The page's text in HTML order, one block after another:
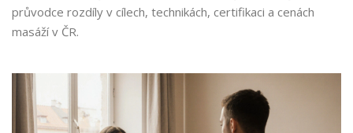
průvodce rozdíly v cílech, technikách, certifikaci a cenách
masáží v ČR.